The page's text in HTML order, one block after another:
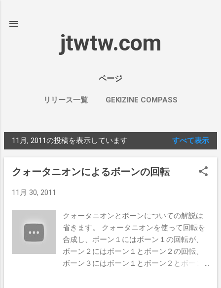
jtwtw.com
ページ
リリース一覧 GEKIZINE COMPASS
投
11月, 2011の投稿を表示しています すべて表示
クォータニオンによるボーンの回転
11月 30, 2011
クォータニオンとボーンについての解説は
省きます。 クォータニオンを使って回転を
合成し、ボーン１にはボーン１の回転が、
ボーン２にはボーン１とボーン２の回転、
ボーン３にはボーン１とボーン２とボーン